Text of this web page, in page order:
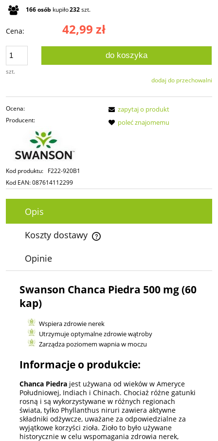
166osób kupiło232szt.
Cena: 42,99 zł
szt.
do koszyka
dodaj do przechowalni
Ocena:
Producent:
Kod produktu: F222-920B1
Kod EAN:087614112299
zapytaj o produkt
poleć znajomemu
Opis
Koszty dostawy
Cena nie zawiera ewentualnych kosztów płatności
Opinie
Swanson Chanca Piedra 500 mg (60
kap)
Wspiera zdrowie nerek
Utrzymuje optymalne zdrowie wątroby
Zarządza poziomem wapnia w moczu
Informacje o produkcie:
Chanca Piedra jest używana od wieków w Ameryce
Południowej, Indiach i Chinach. Chociaż różne gatunki
rosną i są wykorzystywane w różnych regionach
świata, tylko Phyllanthus niruri zawiera aktywne
składniki odżywcze, uważane za odpowiedzialne za
wyjątkowe korzyści zioła. Zioło to było używane
historycznie w celu wspomagania zdrowia nerek,